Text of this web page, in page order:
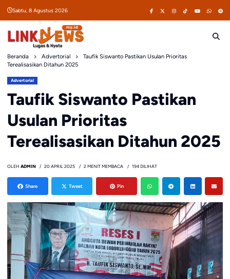
Sabtu, 8 Agustus 2026
Beranda Advertorial
Taufik Siswanto Pastikan Usulan Prioritas
Terealisasikan Ditahun 2025
Advertorial
Taufik Siswanto Pastikan
Usulan Prioritas
Terealisasikan Ditahun 2025
OLEH ADMIN 20 APRIL 2025 2 MENIT MEMBACA 194 DILIHAT
Share Tweet Pin